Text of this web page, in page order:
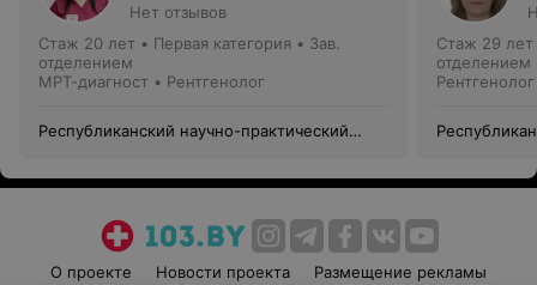
Нет отзывов
Стаж 20 лет • Первая категория • Зав.
отделением
МРТ-диагност • Рентгенолог
Республиканский научно-практический
Стаж 29 лет
отделением
Рентгенолог
О проекте Новости проекта
Размещение рекламы